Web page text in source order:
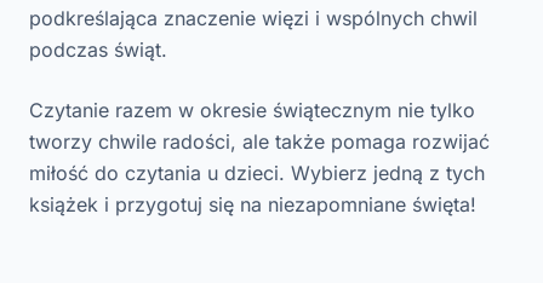
podkreślająca znaczenie więzi i wspólnych chwil
podczas świąt.
Czytanie razem w okresie świątecznym nie tylko
tworzy chwile radości, ale także pomaga rozwijać
miłość do czytania u dzieci. Wybierz jedną z tych
książek i przygotuj się na niezapomniane święta!